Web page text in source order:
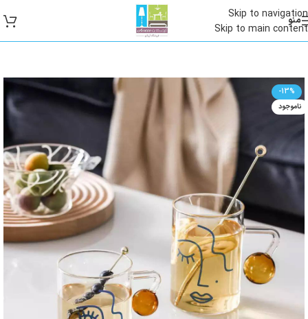
Skip to navigation
Skip to main content
منو
-13%
ناموجود